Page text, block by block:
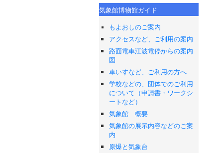
気象館博物館ガイド
もよおしのご案内
アクセスなど、ご利用の案内
路面電車江波電停からの案内
図
車いすなど、ご利用の方へ
学校などの、団体でのご利用
について（申請書・ワークシ
ートなど）
気象館 概要
気象館の展示内容などのご案
内
原爆と気象台